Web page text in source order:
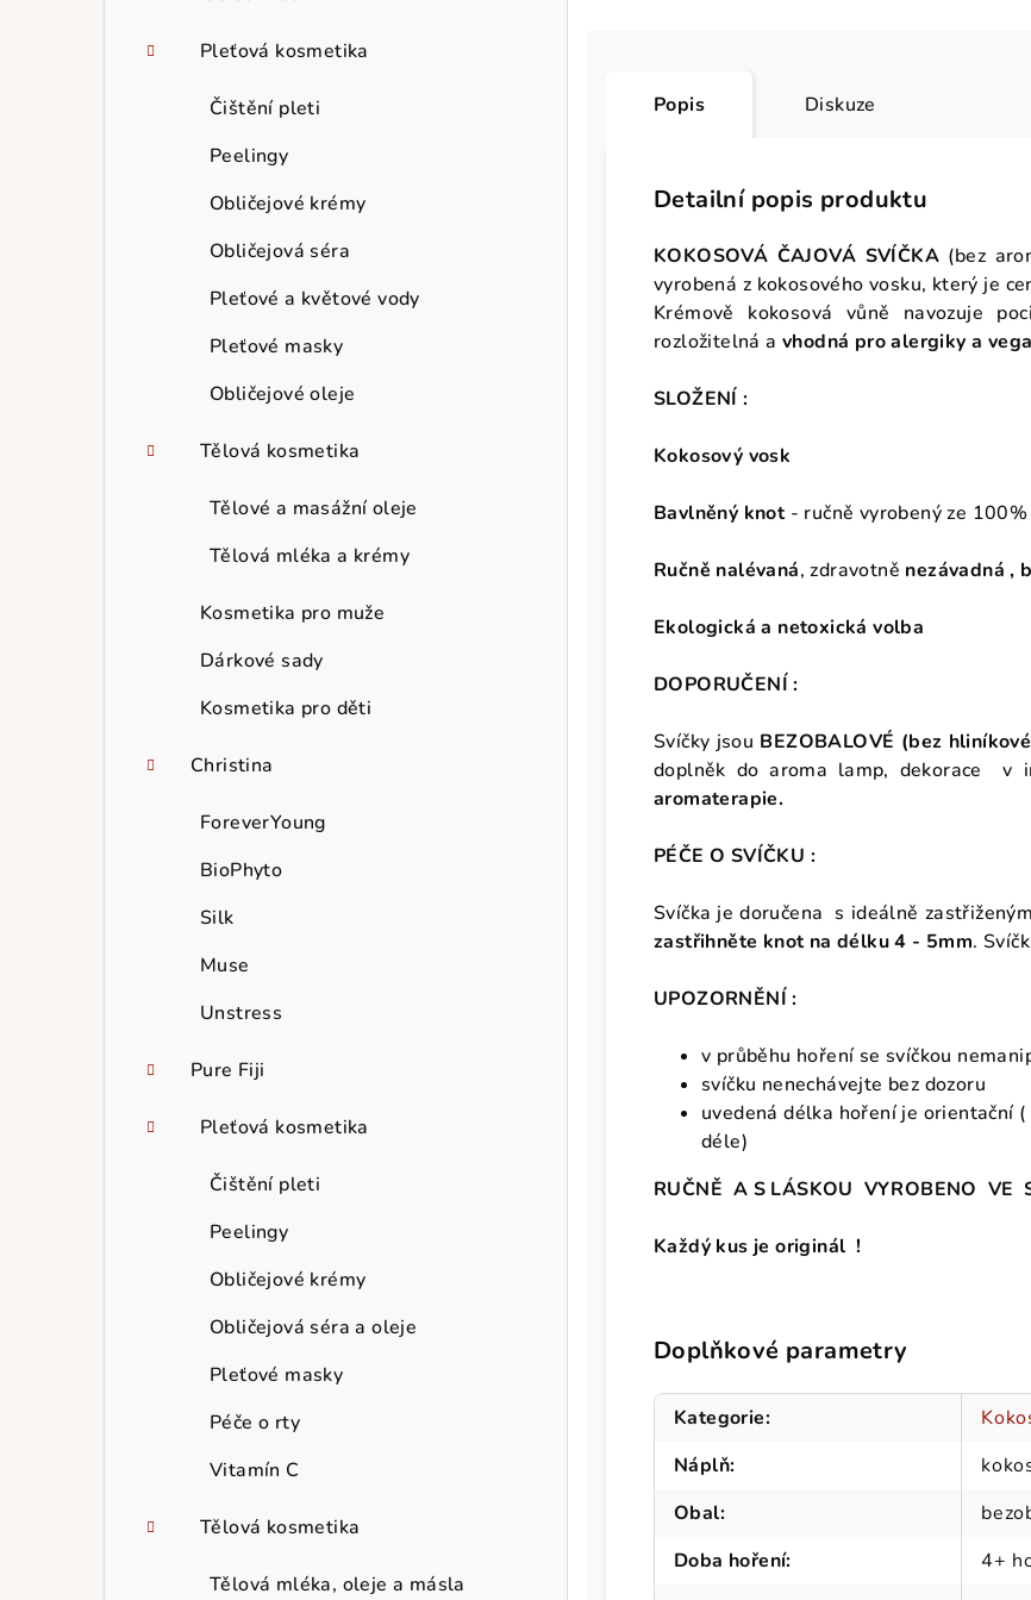
Pleťová kosmetika
Čištění pleti
Peelingy
Obličejové krémy
Obličejová séra
Pleťové a květové vody
Pleťové masky
Obličejové oleje
Tělová kosmetika
Tělové a masážní oleje
Tělová mléka a krémy
Kosmetika pro muže
Dárkové sady
Kosmetika pro děti
Christina
ForeverYoung
BioPhyto
Silk
Muse
Unstress
Pure Fiji
Pleťová kosmetika
Čištění pleti
Peelingy
Obličejové krémy
Obličejová séra a oleje
Pleťové masky
Péče o rty
Vitamín C
Tělová kosmetika
Tělová mléka, oleje a másla
Popis Diskuze
Detailní popis produktu
KOKOSOVÁ ČAJOVÁ SVÍČKA(bez
vyrobená z kokosového vosku, který je
Krémově kokosová vůně navozuje
rozložitelná avhodná pro alergiky a
SLOŽENÍ :
Kokosový vosk
Bavlněný knot - ručně vyrobený ze 100%
Ručně nalévaná, zdravotně nezávadná ,
Ekologická a netoxická volba
DOPORUČENÍ :
Svíčky jsou BEZOBALOVÉ (bez
doplněk do aroma lamp, dekorace v
aromaterapie.
PÉČE O SVÍČKU :
Svíčka je doručena s ideálně
zastřihněte knot na délku 4 - 5mm.
UPOZORNĚNÍ :
v průběhu hoření se svíčkou
svíčku nenechávejte bez dozoru
uvedená délka hoření je orientační
déle)
RUČNĚ A S LÁSKOU VYROBENO VE
Každý kus je originál !
Doplňkové parametry
Kategorie:
Náplň:
Obal:
Doba hoření:
4+